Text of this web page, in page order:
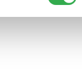
súhlasu